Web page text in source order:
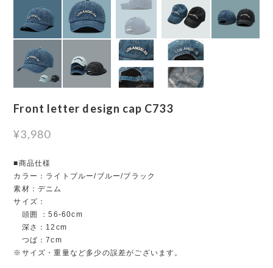
Front letter design cap C733
¥3,980
■商品仕様
カラー：ライトブルー/ブルー/ブラック
素材：デニム
サイズ：
頭囲 ：56-60cm
深さ：12cm
つば：7cm
※サイズ・重量など多少の誤差がございます。